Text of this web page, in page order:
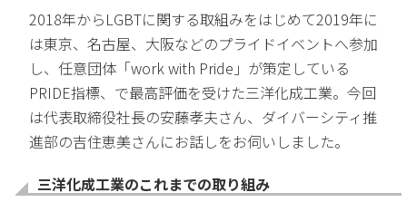
2018年からLGBTに関する取組みをはじめて2019年に
は東京、名古屋、大阪などのプライドイベントへ参加
し、任意団体「work with Pride」が策定している
PRIDE指標、で最高評価を受けた三洋化成工業。今回
は代表取締役社長の安藤孝夫さん、ダイバーシティ推
進部の吉住恵美さんにお話しをお伺いしました。
三洋化成工業のこれまでの取り組み